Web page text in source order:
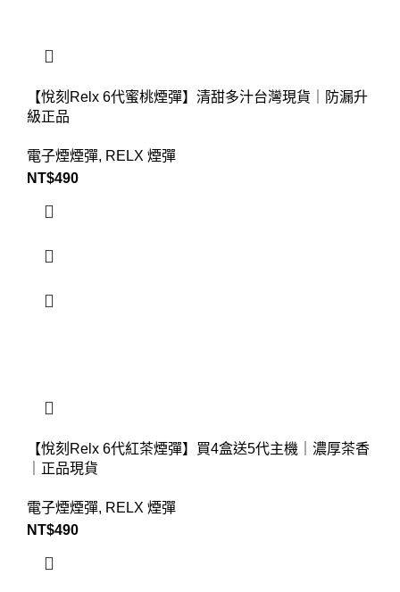
【悅刻Relx 6代蜜桃煙彈】清甜多汁台灣現貨｜防漏升
級正品
電子煙煙彈, RELX 煙彈
NT$490
【悅刻Relx 6代紅茶煙彈】買4盒送5代主機｜濃厚茶香
｜正品現貨
電子煙煙彈, RELX 煙彈
NT$490